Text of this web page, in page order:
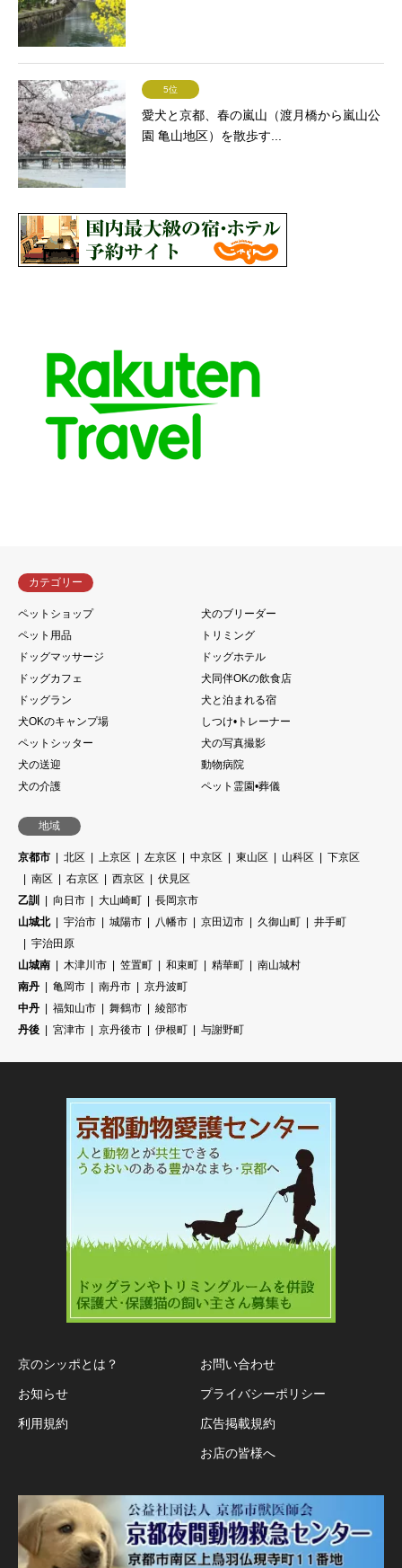
5位
愛犬と京都、春の嵐山（渡月橋から嵐山公
園 亀山地区）を散歩す...
カテゴリー
ペットショップ
犬のブリーダー
ペット用品
トリミング
ドッグマッサージ
ドッグホテル
ドッグカフェ
犬同伴OKの飲食店
ドッグラン
犬と泊まれる宿
犬OKのキャンプ場
しつけ•トレーナー
ペットシッター
犬の写真撮影
犬の送迎
動物病院
犬の介護
ペット霊園•葬儀
地域
京都市 北区 上京区 左京区 中京区 東山区 山科区
下京区
南区
右京区 西京区
伏見区
乙訓
向日市 大山崎町
長岡京市
山城北
宇治市 城陽市 八幡市 京田辺市 久御山町
井手町
宇治田原
山城南
木津川市 笠置町 和束町 精華町
南山城村
南丹
亀岡市 南丹市
京丹波町
中丹
福知山市 舞鶴市
綾部市
丹後
宮津市 京丹後市 伊根町 与謝野町
京のシッポとは？
お知らせ
利用規約
お問い合わせ
プライバシーポリシー
広告掲載規約
お店の皆様へ